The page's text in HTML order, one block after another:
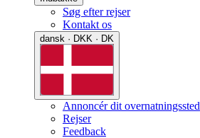
Søg efter rejser
Kontakt os
dansk · DKK · DK
Annoncér dit overnatningssted
Rejser
Feedback